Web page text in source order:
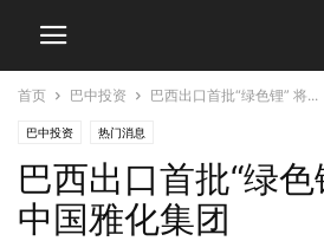
首页 巴中投资 巴西出口首批“绿色锂” 将...
巴中投资 热门消息
巴西出口首批“绿色
中国雅化集团